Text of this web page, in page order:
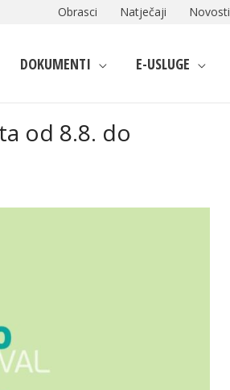
Obrasci Natječaji Novosti
DOKUMENTI E-USLUGE
od 8.8. do